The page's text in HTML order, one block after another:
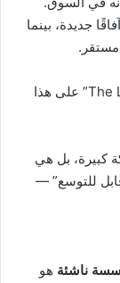
جديدة، بينما
مستقر.
مؤلف كتاب “The Lean Startup” على هذا
كبيرة، بل هي
للتوسع” —
ناشئة هو